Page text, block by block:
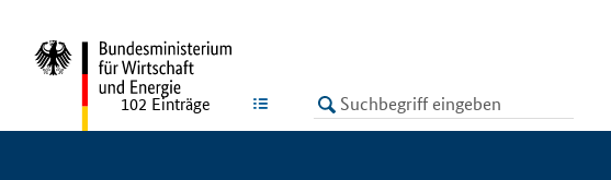
LISTE
102 Einträge